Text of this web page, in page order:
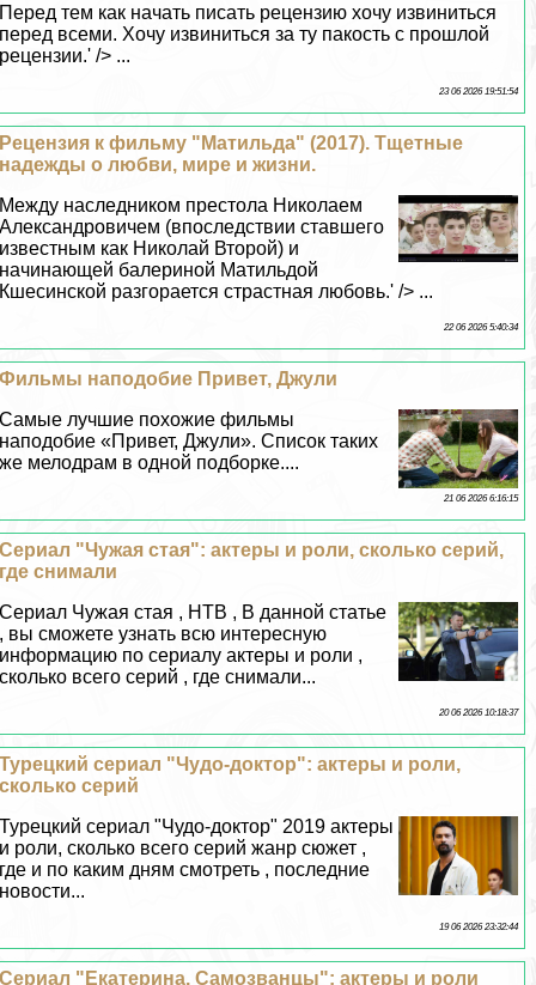
Перед тем как начать писать рецензию хочу извиниться
перед всеми. Хочу извиниться за ту пакость с прошлой
рецензии.' /> ...
23 06 2026 19:51:54
Рецензия к фильму "Матильда" (2017). Тщетные
надежды о любви, мире и жизни.
Между наследником престола Николаем
Александровичем (впоследствии ставшего
известным как Николай Второй) и
начинающей балериной Матильдой
Кшесинской разгорается страстная любовь.' /> ...
22 06 2026 5:40:34
Фильмы наподобие Привет, Джули
Самые лучшие похожие фильмы
наподобие «Привет, Джули». Список таких
же мелодрам в одной подборке....
21 06 2026 6:16:15
Сериал "Чужая стая": актеры и роли, сколько серий,
где снимали
Сериал Чужая стая , НТВ , В данной статье
, вы сможете узнать всю интересную
информацию по сериалу актеры и роли ,
сколько всего серий , где снимали...
20 06 2026 10:18:37
Турецкий сериал "Чудо-доктор": актеры и роли,
сколько серий
Турецкий сериал "Чудо-доктор" 2019 актеры
и роли, сколько всего серий жанр сюжет ,
где и по каким дням смотреть , последние
новости...
19 06 2026 23:32:44
Сериал "Екатерина. Самозванцы": актеры и роли